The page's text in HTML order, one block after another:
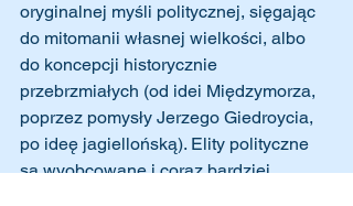
oryginalnej myśli politycznej, sięgając
do mitomanii własnej wielkości, albo
do koncepcji historycznie
przebrzmiałych (od idei Międzymorza,
poprzez pomysły Jerzego Giedroycia,
po ideę jagiellońską). Elity polityczne
są wyobcowane i coraz bardziej